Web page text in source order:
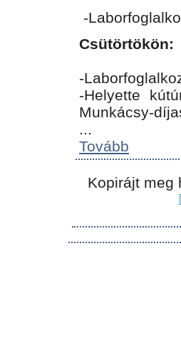
-
Csütörtökön:
-
-Helyette
Munkácsy-
...
Tovább
Kopirájt meg